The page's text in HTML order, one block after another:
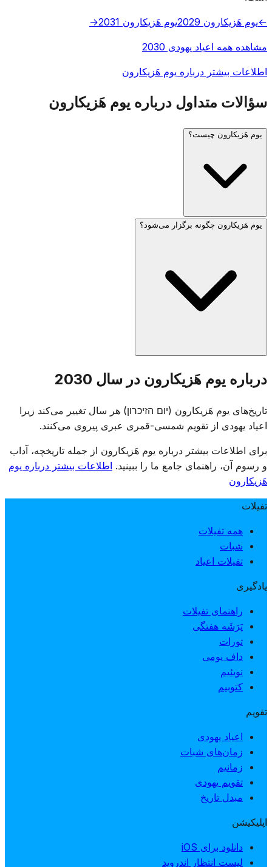
←یوم هَزیکارون 2029 یوم هَزیکارون 2031 →
مشاهده همه اعیاد یهودی 2030
اطلاعات بیشتر درباره یوم هَزیکارون
سؤالات متداول درباره یوم هَزیکارون
یوم هَزیکارون چیست؟
یوم هَزیکارون (روز یادبود اسرائیل) در چهارم ایار، یک روز قبل از
صدا درمی‌آید که طی آن کل کشور در سکوت می‌ایستد.
یوم هَزیکارون چگونه برگزار می‌شود؟
مراسم یادبود در گورستان‌های نظامی سراسر اسرائیل برگزار
شده و خانواده‌ها از مزار سربازان جانباخته بازدید می‌کنند. مراکز
تفریحی طبق قانون تعطیل هستند و تلویزیون و رادیو برنامه‌های
یادبود پخش می‌کنند. این روز با گردهمایی‌های رسمی، خواندن نام
جانباختگان و روشن کردن شمع‌های یادبود برگزار می‌شود.
درباره یوم هَزیکارون در سال 2030
تاریخ‌های یوم هَزیکارون (יום הזיכרון) هر سال تغییر می‌کند زیرا
اعیاد یهودی از تقویم شمسی-قمری عبری پیروی می‌کنند.
برای اطلاعات بیشتر درباره یوم هَزیکارون از جمله تاریخچه، آداب
و رسوم آن، راهنمای جامع ما را ببینید. اطلاعات بیشتر درباره یوم
هَزیکارون
تفیلات
همه تفیلات
شبات
تفیلات اعیاد
یادگیری
راهنمای تفیلات
پَرَشَه هفتگی
تورات
داف یومی
نویئیم
کتوبیم
تقویم
اعیاد یهودی
زمان‌های شبات
زمانیم
تقویم یهودی
مبدل تاریخ
اپلیکیشن
دانلود برای iOS
لیست انتظار اندروید